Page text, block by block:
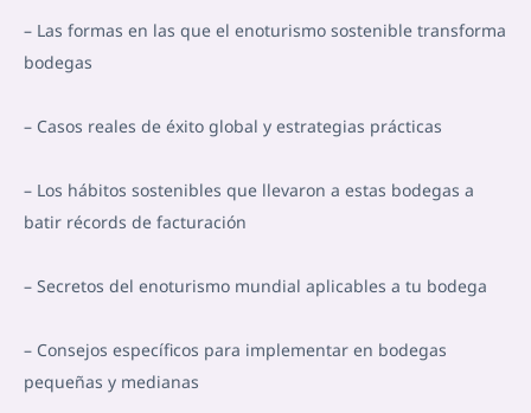
– Las formas en las que el enoturismo sostenible transforma
bodegas
– Casos reales de éxito global y estrategias prácticas
– Los hábitos sostenibles que llevaron a estas bodegas a
batir récords de facturación
– Secretos del enoturismo mundial aplicables a tu bodega
– Consejos específicos para implementar en bodegas
pequeñas y medianas